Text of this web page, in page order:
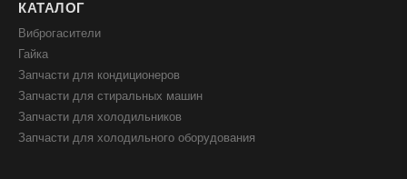
КАТАЛОГ
Виброгасители
Гайка
Запчасти для кондиционеров
Запчасти для стиральных машин
Запчасти для холодильников
Запчасти для холодильного оборудования